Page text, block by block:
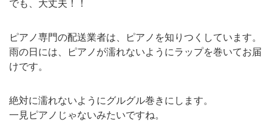
でも、大丈夫！！
ピアノ専門の配送業者は、ピアノを知りつくしています。
雨の日には、ピアノが濡れないようにラップを巻いてお届
けです。
絶対に濡れないようにグルグル巻きにします。
一見ピアノじゃないみたいですね。